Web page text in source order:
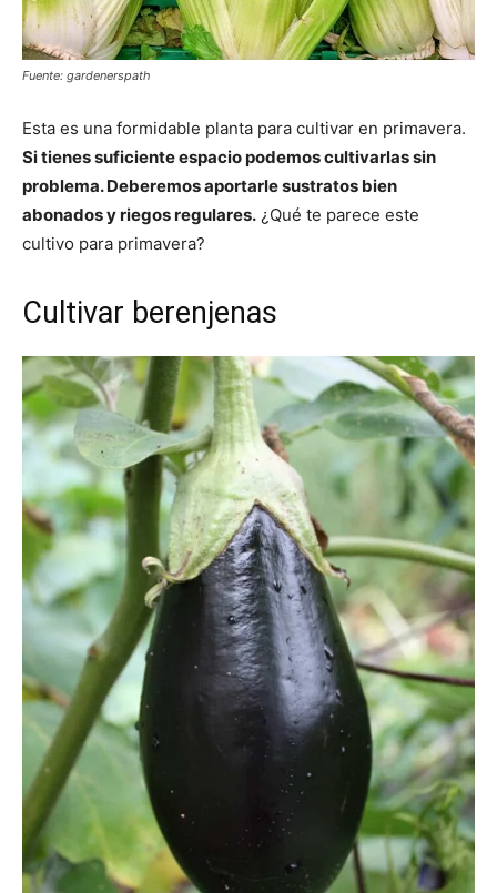
Fuente: gardenerspath
Esta es una formidable planta para cultivar en primavera.
Si tienes suficiente espacio podemos cultivarlas sin
problema. Deberemos aportarle sustratos bien
abonados y riegos regulares. ¿Qué te parece este
cultivo para primavera?
Cultivar berenjenas